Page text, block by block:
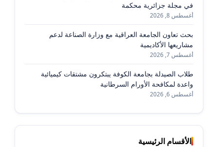
في مجلة جزائرية محكمة
أغسطس 8, 2026
بحث تعاون الجامعة العراقية مع وزارة الصناعة لدعم
مشاريعها الأكاديمية
أغسطس 7, 2026
طلاب الصيدلة بجامعة الكوفة يبتكرون مشتقات كيميائية
واعدة لمكافحة الأورام السرطانية
أغسطس 6, 2026
الأقسام الرئيسية